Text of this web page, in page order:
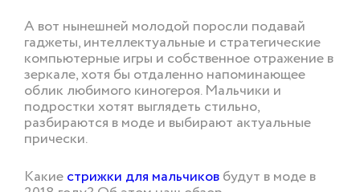
А вот нынешней молодой поросли подавай
гаджеты, интеллектуальные и стратегические
компьютерные игры и собственное отражение в
зеркале, хотя бы отдаленно напоминающее
облик любимого киногероя. Мальчики и
подростки хотят выглядеть стильно,
разбираются в моде и выбирают актуальные
прически.
Какиестрижки для мальчиковбудут в моде в